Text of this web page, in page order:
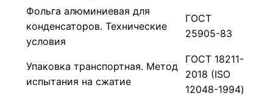
Фольга алюминиевая для
конденсаторов. Технические
условия
ГОСТ
25905-83
Упаковка транспортная. Метод
испытания на сжатие
ГОСТ 18211-
2018 (ISO
12048-1994)